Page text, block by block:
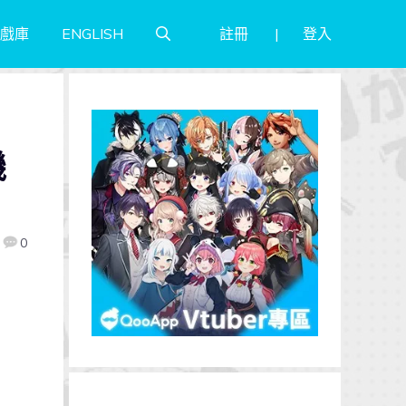
庫 ENGLISH 註冊 登入
0